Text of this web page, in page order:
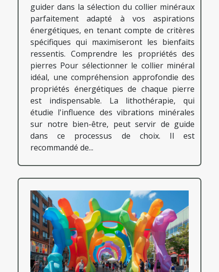
guider dans la sélection du collier minéraux
parfaitement adapté à vos aspirations
énergétiques, en tenant compte de critères
spécifiques qui maximiseront les bienfaits
ressentis. Comprendre les propriétés des
pierres Pour sélectionner le collier minéral
idéal, une compréhension approfondie des
propriétés énergétiques de chaque pierre
est indispensable. La lithothérapie, qui
étudie l'influence des vibrations minérales
sur notre bien-être, peut servir de guide
dans ce processus de choix. Il est
recommandé de...